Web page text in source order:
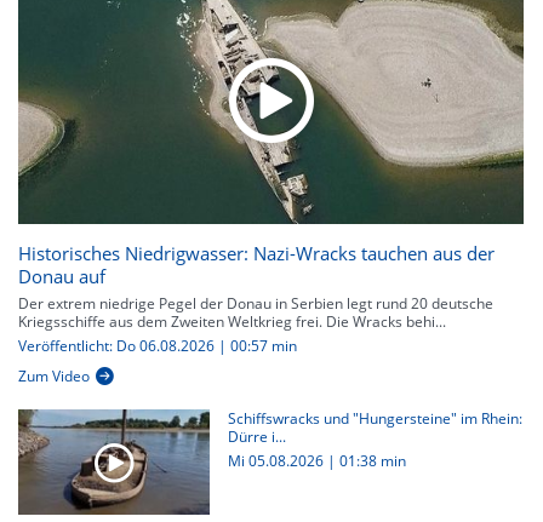
Historisches Niedrigwasser: Nazi-Wracks tauchen aus der
Donau auf
Der extrem niedrige Pegel der Donau in Serbien legt rund 20 deutsche
Kriegsschiffe aus dem Zweiten Weltkrieg frei. Die Wracks behi...
Veröffentlicht: Do 06.08.2026 | 00:57 min
Zum Video
Schiffswracks und "Hungersteine" im Rhein:
Dürre i...
Mi 05.08.2026 | 01:38 min